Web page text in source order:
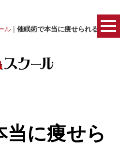
ル | 催眠術で本当に痩せられるか｜
に痩せら